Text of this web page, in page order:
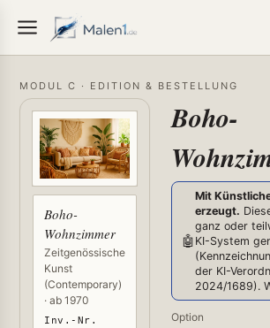
MODUL C · EDITION & BESTELLUNG
Boho-
Wohnzimmer
Zeitgenössische
Kunst
(Contemporary)
· ab 1970
Inv.-Nr.
Boho-
🤖
Mit
erzeugt.
ganz oder
KI-System
der KI-
2024/1689).
Option